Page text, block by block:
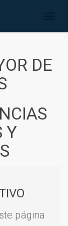
DE
Y
página